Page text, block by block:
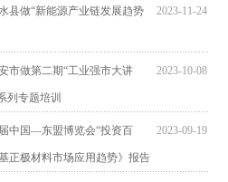
县做“新能源产业链发展趋势 2023-11-24
市做第二期“工业强市大讲
列专题培训
2023-10-08
中国—东盟博览会“投资百
正极材料市场应用趋势》报告
2023-09-19